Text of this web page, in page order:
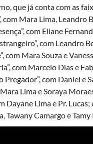
que já conta com as
com Mara Lima, Leandro
com Eliane
com Leandro
com Mara Souza e
com Marcelo Dias e
Pregador”, com Daniel e
Mara Lima e Soraya
Dayane Lima e Pr. Lucas;
Tawany Camargo e Tamy